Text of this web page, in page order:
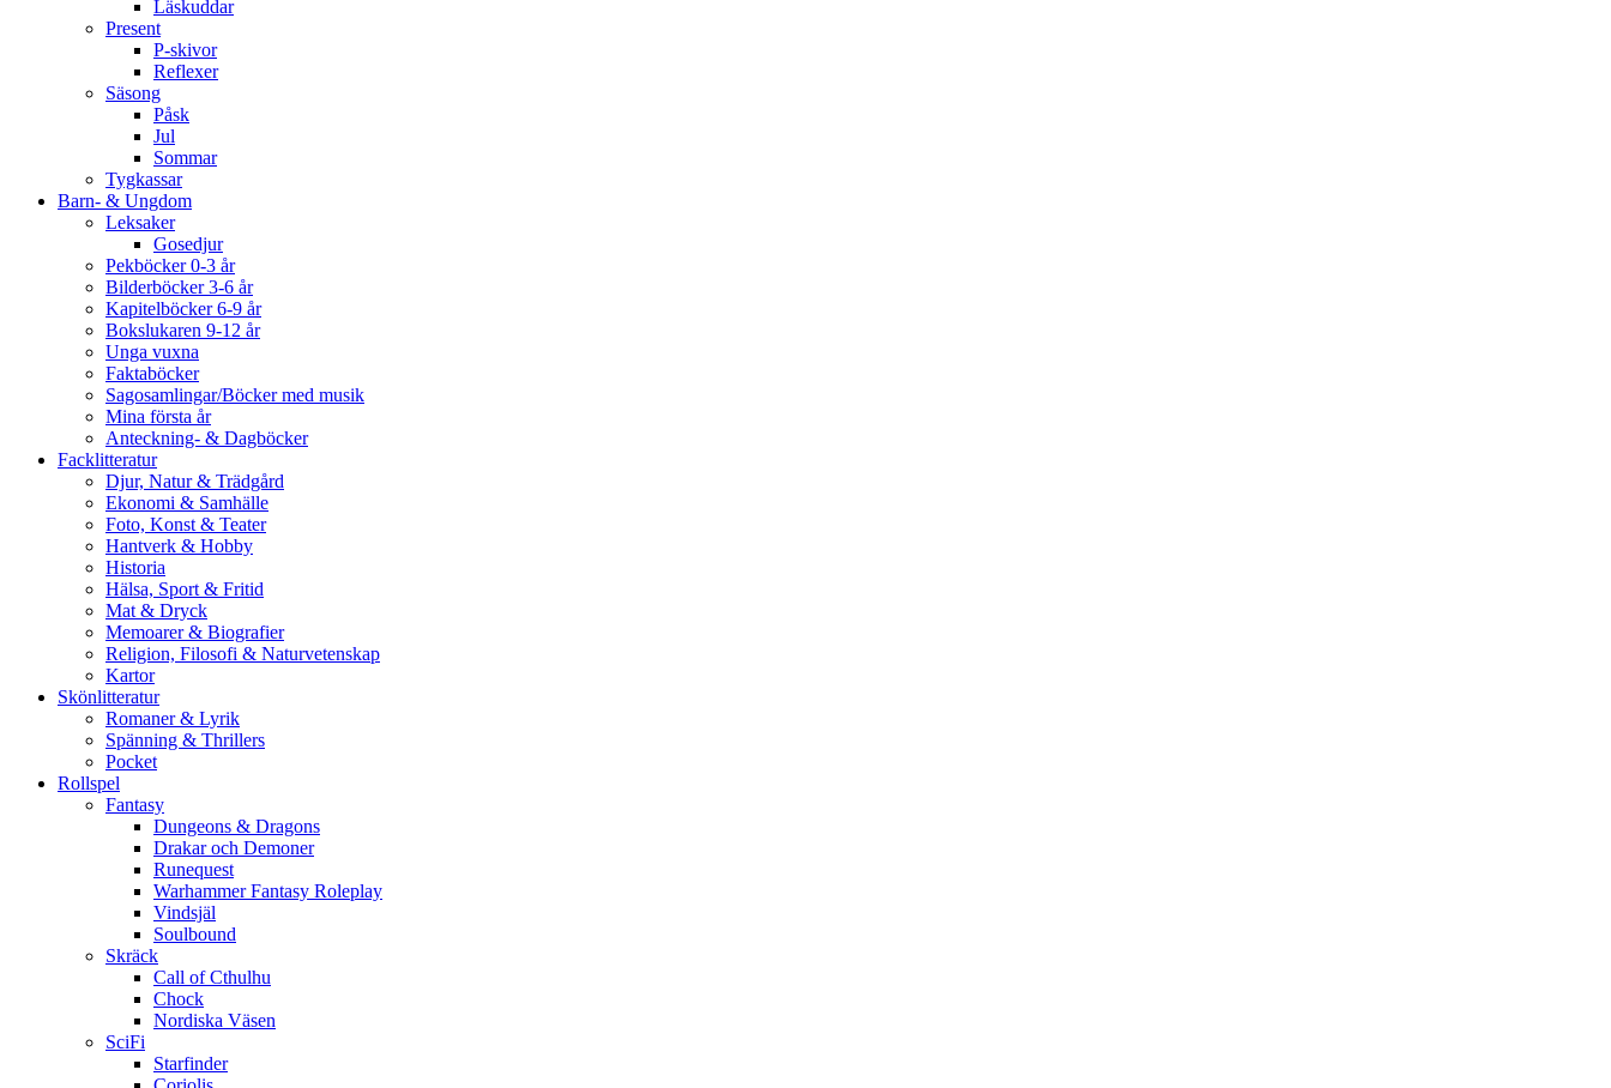
Läskuddar
Present
P-skivor
Reflexer
Säsong
Påsk
Jul
Sommar
Tygkassar
Barn- & Ungdom
Leksaker
Gosedjur
Pekböcker 0-3 år
Bilderböcker 3-6 år
Kapitelböcker 6-9 år
Bokslukaren 9-12 år
Unga vuxna
Faktaböcker
Sagosamlingar/Böcker med musik
Mina första år
Anteckning- & Dagböcker
Facklitteratur
Djur, Natur & Trädgård
Ekonomi & Samhälle
Foto, Konst & Teater
Hantverk & Hobby
Historia
Hälsa, Sport & Fritid
Mat & Dryck
Memoarer & Biografier
Religion, Filosofi & Naturvetenskap
Kartor
Skönlitteratur
Romaner & Lyrik
Spänning & Thrillers
Pocket
Rollspel
Fantasy
Dungeons & Dragons
Drakar och Demoner
Runequest
Warhammer Fantasy Roleplay
Vindsjäl
Soulbound
Skräck
Call of Cthulhu
Chock
Nordiska Väsen
SciFi
Starfinder